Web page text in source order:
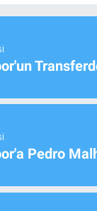
Pedro